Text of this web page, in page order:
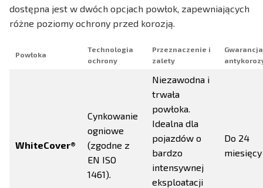
dostępna jest w dwóch opcjach powłok, zapewniających
różne poziomy ochrony przed korozją.
Powłoka
Technologia
ochrony
Przeznaczenie i
zalety
Gwarancja
WhiteCover®
Cynkowanie
ogniowe
(zgodne z
EN ISO
1461).
Niezawodna i
trwała
powłoka.
Idealna dla
pojazdów o
bardzo
intensywnej
eksploatacji
Do 24
miesięcy